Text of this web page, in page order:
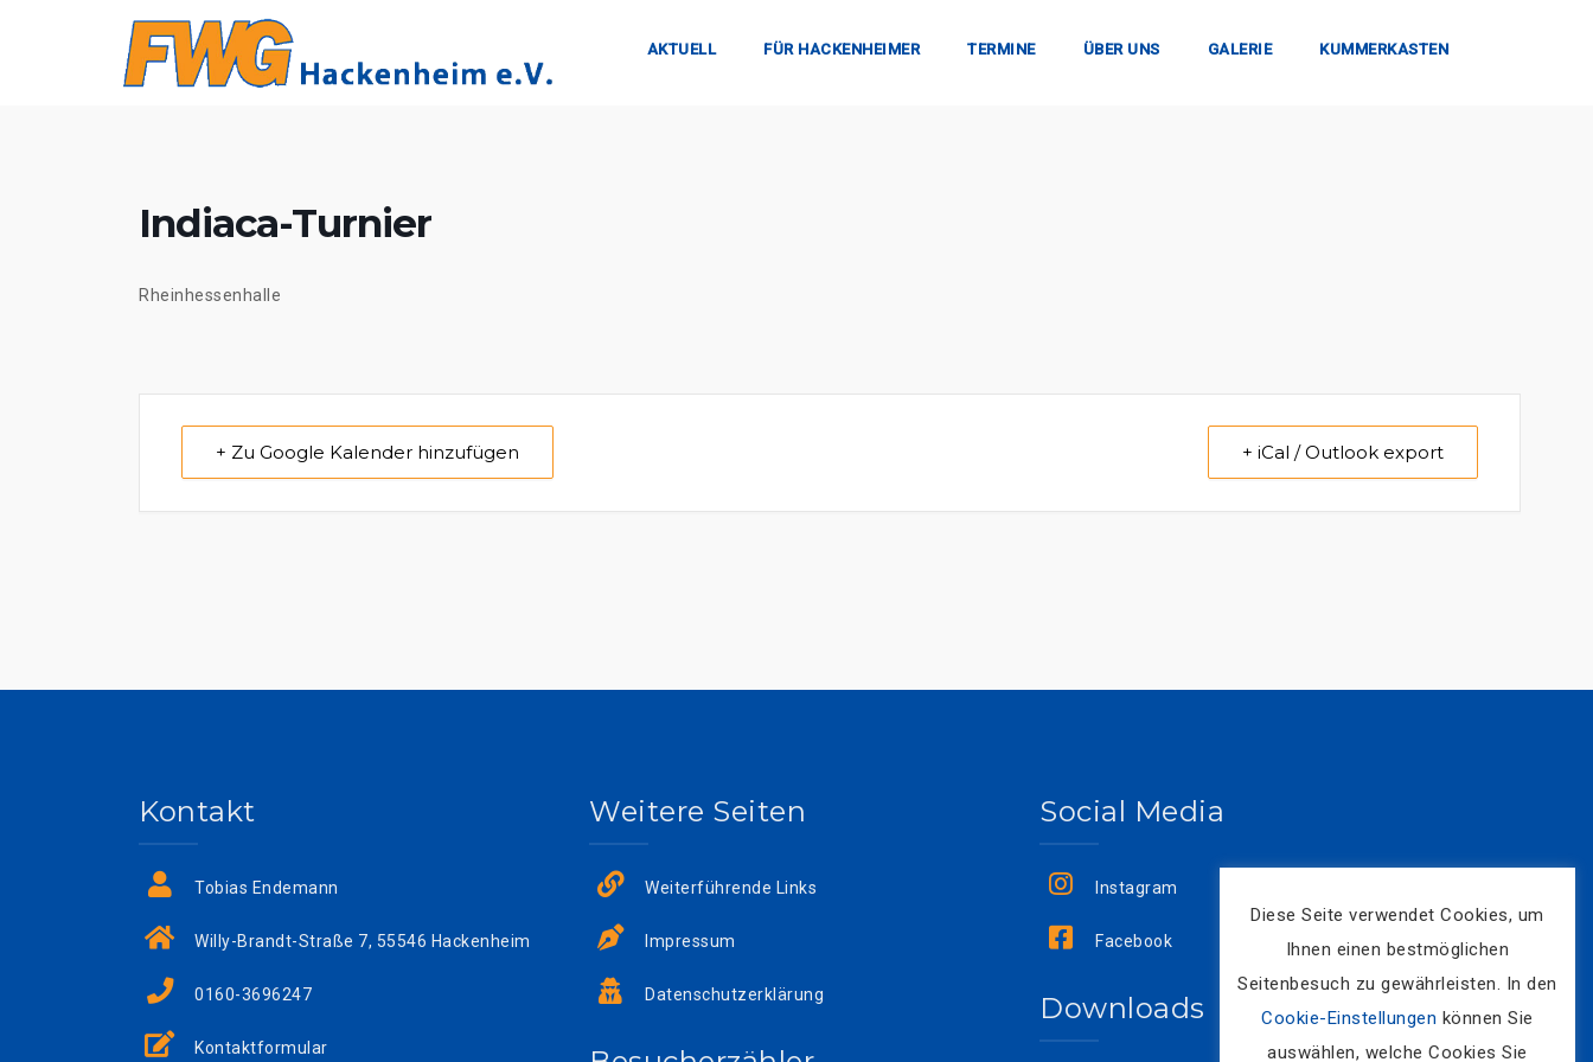
AKTUELL FÜR HACKENHEIMER TERMINE ÜBER UNS GALERIE KUMMERKASTEN
Indiaca-Turnier
Rheinhessenhalle
+ Zu Google Kalender hinzufügen + iCal / Outlook export
Kontakt
Tobias Endemann
Willy-Brandt-Straße 7, 55546 Hackenheim
0160-3696247
Kontaktformular
Weitere Seiten
Weiterführende Links
Impressum
Datenschutzerklärung
Social Media
Instagram
Facebook
Downloads
Diese Seite verwendet Cookies, um
Ihnen einen bestmöglichen
Seitenbesuch zu gewährleisten. In den
Cookie-Einstellungen können Sie
auswählen, welche Cookies Sie